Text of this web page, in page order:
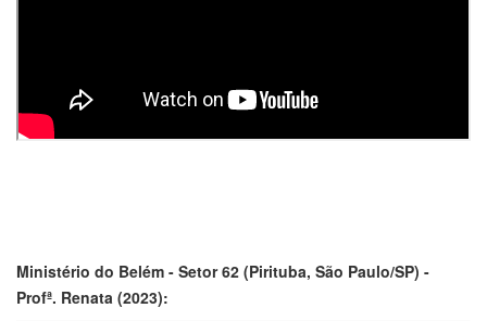
Ministério do Belém - Setor 62 (Pirituba, São Paulo/SP) -
Profª. Renata (2023):